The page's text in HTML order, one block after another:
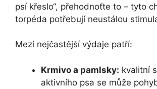
psí křeslo“, přehodnoťte to – tyto
torpéda potřebují neustálou
Mezi nejčastější výdaje patří:
Krmivo a pamlsky: kvalitní
aktivního psa se může